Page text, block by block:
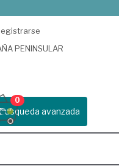
PENINSULAR
avanzada
0